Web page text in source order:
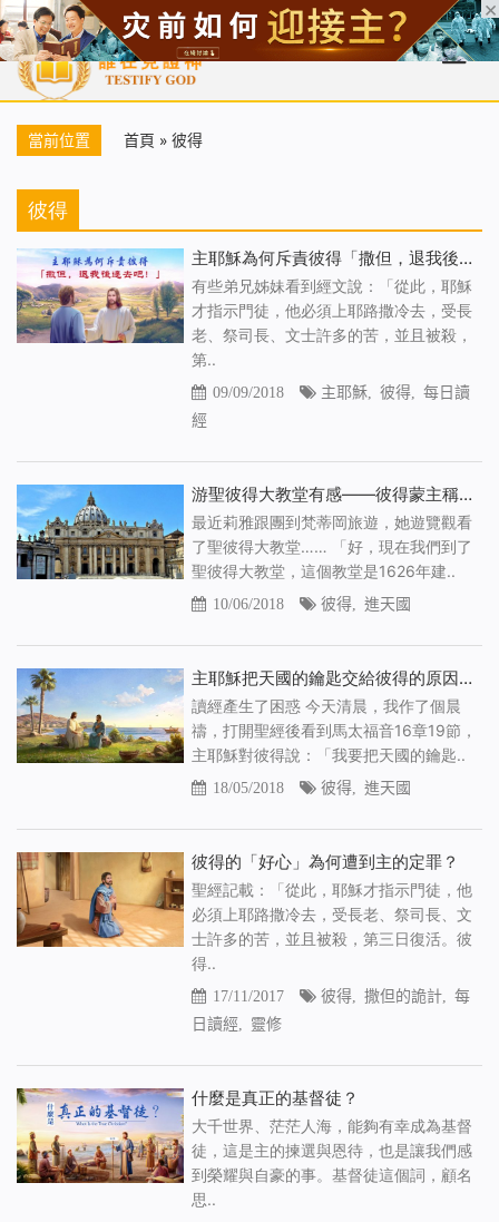
首頁 每日靈糧 天國福音 基督徒見證 信仰解答 聖經
當前位置 首頁 » 彼得
彼得
主耶穌為何斥責彼得「撒但，退我後邊去吧」
有些弟兄姊妹看到經文說：「從此，耶穌
才指示門徒，他必須上耶路撒冷去，受長
老、祭司長、文士許多的苦，並且被殺，
第..
09/09/2018 主耶穌, 彼得, 每日讀
經
游聖彼得大教堂有感——彼得蒙主稱許的實行
最近莉雅跟團到梵蒂岡旅遊，她遊覽觀看
了聖彼得大教堂…… 「好，現在我們到了
聖彼得大教堂，這個教堂是1626年建..
10/06/2018 彼得, 進天國
主耶穌把天國的鑰匙交給彼得的原因是什麼？
讀經產生了困惑 今天清晨，我作了個晨
禱，打開聖經後看到馬太福音16章19節，
主耶穌對彼得說：「我要把天國的鑰匙..
18/05/2018 彼得, 進天國
彼得的「好心」為何遭到主的定罪？
聖經記載：「從此，耶穌才指示門徒，他
必須上耶路撒冷去，受長老、祭司長、文
士許多的苦，並且被殺，第三日復活。彼
得..
17/11/2017 彼得, 撒但的詭計, 每
日讀經, 靈修
什麼是真正的基督徒？
大千世界、茫茫人海，能夠有幸成為基督
徒，這是主的揀選與恩待，也是讓我們感
到榮耀與自豪的事。基督徒這個詞，顧名
思..